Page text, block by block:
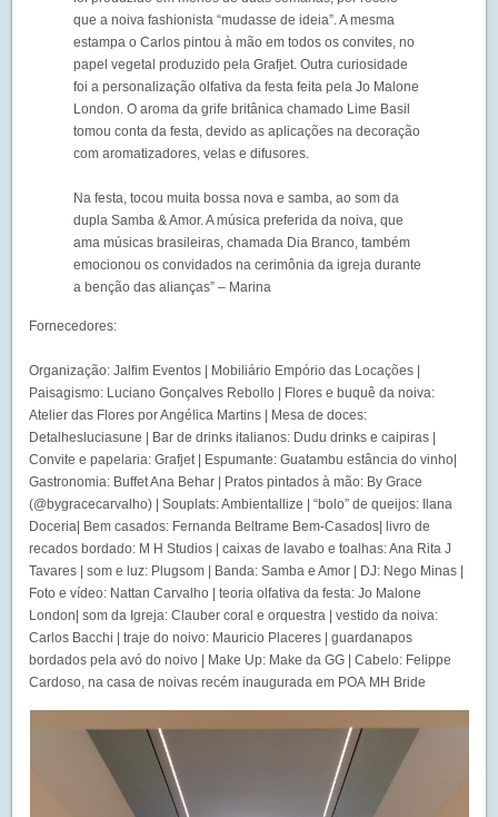
que a noiva fashionista “mudasse de ideia”. A mesma
estampa o Carlos pintou à mão em todos os convites, no
papel vegetal produzido pela Grafjet. Outra curiosidade
foi a personalização olfativa da festa feita pela Jo Malone
London. O aroma da grife britânica chamado Lime Basil
tomou conta da festa, devido as aplicações na decoração
com aromatizadores, velas e difusores.
Na festa, tocou muita bossa nova e samba, ao som da
dupla Samba & Amor. A música preferida da noiva, que
ama músicas brasileiras, chamada Dia Branco, também
emocionou os convidados na cerimônia da igreja durante
a benção das alianças” – Marina
Fornecedores:
Organização: Jalfim Eventos | Mobiliário Empório das Locações |
Paisagismo: Luciano Gonçalves Rebollo | Flores e buquê da noiva:
Atelier das Flores por Angélica Martins | Mesa de doces:
Detalhesluciasune | Bar de drinks italianos: Dudu drinks e caipiras |
Convite e papelaria: Grafjet | Espumante: Guatambu estância do vinho|
Gastronomia: Buffet Ana Behar | Pratos pintados à mão: By Grace
(@bygracecarvalho) | Souplats: Ambientallize | “bolo” de queijos: Ilana
Doceria| Bem casados: Fernanda Beltrame Bem-Casados| livro de
recados bordado: M H Studios | caixas de lavabo e toalhas: Ana Rita J
Tavares | som e luz: Plugsom | Banda: Samba e Amor | DJ: Nego Minas |
Foto e vídeo: Nattan Carvalho | teoria olfativa da festa: Jo Malone
London| som da Igreja: Clauber coral e orquestra | vestido da noiva:
Carlos Bacchi | traje do noivo: Mauricio Placeres | guardanapos
bordados pela avó do noivo | Make Up: Make da GG | Cabelo: Felippe
Cardoso, na casa de noivas recém inaugurada em POA MH Bride